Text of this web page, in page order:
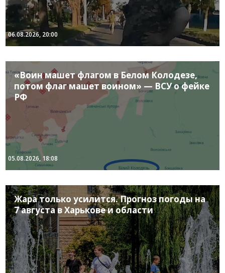
06.08.2026, 20:00
«Воин машет флагом в Белом Колодезе,
потом флаг машет воином» — ВСУ о фейке
РФ
05.08.2026, 18:08
Жара только усилится. Прогноз погоды на
7 августа в Харькове и области